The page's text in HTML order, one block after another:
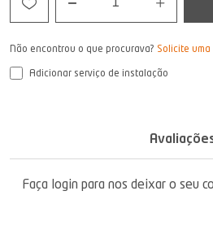
1
Não encontrou o que procurava? Solicite
Adicionar serviço de instalação
Faça login para nos deixar o seu